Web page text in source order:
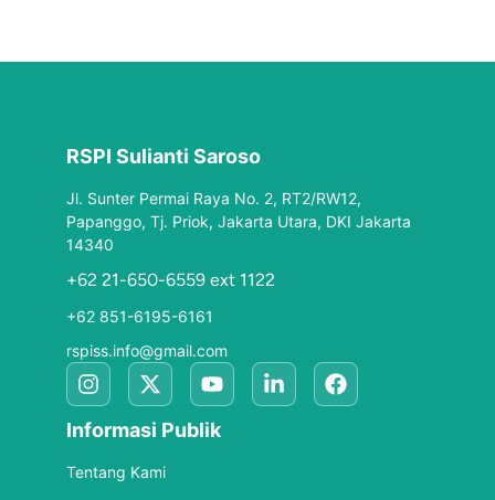
RSPI Sulianti Saroso
Jl. Sunter Permai Raya No. 2, RT2/RW12,
Papanggo, Tj. Priok, Jakarta Utara, DKI Jakarta
14340
+62 21-650-6559 ext 1122
+62 851-6195-6161
rspiss.info@gmail.com
Informasi Publik
Tentang Kami